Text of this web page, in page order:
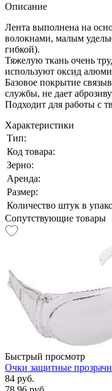
Описание
Лента выполнена на
волокнами, малым
гибкой).
Тяжелую ткань очень
используют оксид
Базовое покрытие
службы, не дает аброзиву
Подходит для работы с
Характеристики
Тип:
Код товара:
Зерно:
Аренда:
Размер:
Количество штук в
Сопутствующие товары
Быстрый просмотр
Очки защитные
84 руб.